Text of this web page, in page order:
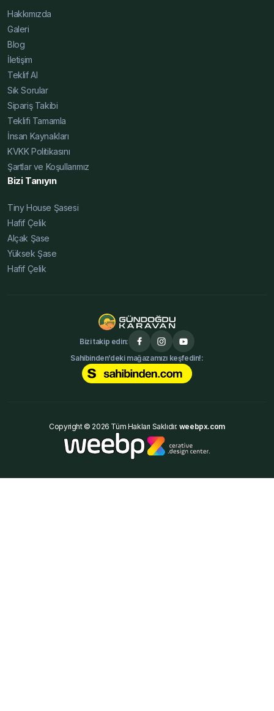
Yüksek Şase Fiyatları 2025, Hafif Çelik Karavan Şase
Uygun Fiyat, Karavan Şasesi Uygun Fiyat, Tiny House
Hakkımızda
Galeri
Blog
İletişim
Teklif Al
Sık Sorular
Sipariş Takibi
Teklifi Tamamla
İnsan Kaynakları
KVKK Politikasını
Şartlar ve Koşullarımız
Bizi Tanıyın
Tiny House Şasesi
Hafif Çelik
Alçak Şase
Yüksek Şase
Hafif Çelik
Bizi takip edin:
Sahibinden’deki mağazamızı keşfedin!:
Copyright © 2026 Tüm Hakları Saklıdır. weebpx.com